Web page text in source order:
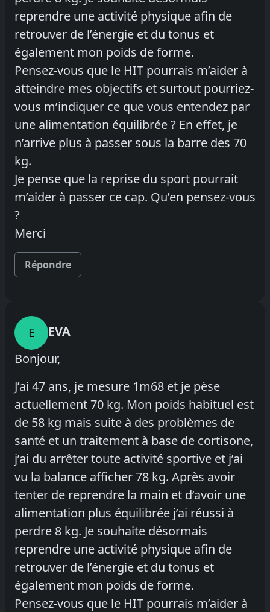
reprendre une activité physique afin de
retrouver de l’énergie et du tonus et
également mon poids de forme.
Pensez-vous que le HIT pourrais m’aider à
atteindre mes objectifs et surtout pourriez-
vous m’indiquer ce que vous entendez par
une alimentation équilibrée ? En effet, je
n’arrive plus à passer sous la barre des 70
kg.
Je pense que la reprise du sport pourrait
m’aider à passer ce cap. Qu’en pensez-vous
?
Merci
Répondre
E
EVA
Bonjour,
J’ai 47 ans, je mesure 1m68 et je pèse
actuellement 70 kg. Mon poids habituel est
de 58 kg mais suite à des problèmes de
santé et un traitement à base de cortisone,
j’ai du arrêter toute activité sportive et j’ai
vu la balance afficher 78 kg. Après avoir
tenter de reprendre la main et d’avoir une
alimentation plus équilibrée j’ai réussi à
perdre 8 kg. Je souhaite désormais
reprendre une activité physique afin de
retrouver de l’énergie et du tonus et
également mon poids de forme.
Pensez-vous que le HIT pourrais m’aider à